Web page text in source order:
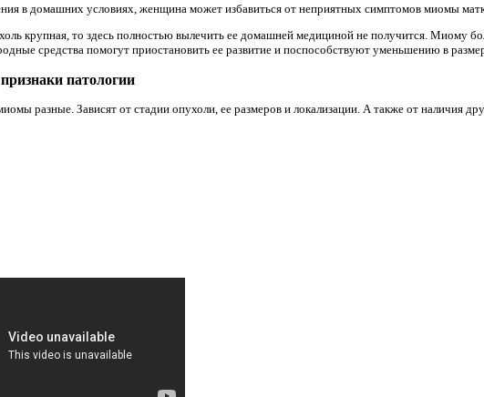
в домашних условиях, женщина может избавиться от неприятных симптомов миомы
крупная, то здесь полностью вылечить ее домашней медициной не получится. Миому
средства помогут приостановить ее развитие и поспособствуют уменьшению в
патологии
разные. Зависят от стадии опухоли, ее размеров и локализации. А также от наличия